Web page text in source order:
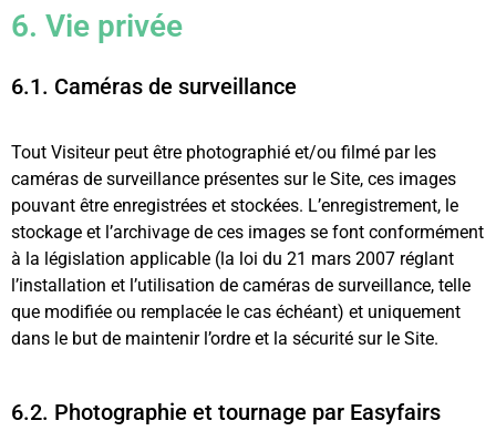
6. Vie privée
6.1. Caméras de surveillance
Tout Visiteur peut être photographié et/ou filmé par les
caméras de surveillance présentes sur le Site, ces images
pouvant être enregistrées et stockées. L’enregistrement, le
stockage et l’archivage de ces images se font conformément
à la législation applicable (la loi du 21 mars 2007 réglant
l’installation et l’utilisation de caméras de surveillance, telle
que modifiée ou remplacée le cas échéant) et uniquement
dans le but de maintenir l’ordre et la sécurité sur le Site.
6.2. Photographie et tournage par Easyfairs